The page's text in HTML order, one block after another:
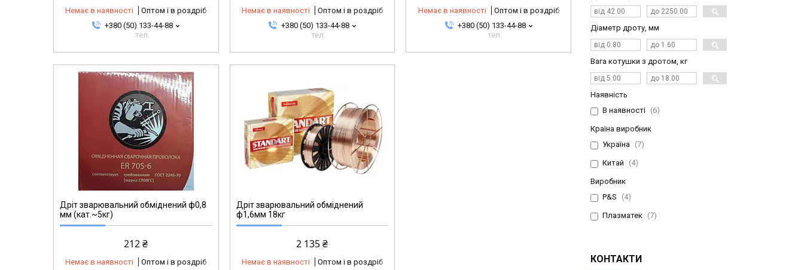
Немає в наявності
Оптом і в роздріб
+380 (50) 133-44-88
тел.
Немає в наявності
Оптом і в роздріб
+380 (50) 133-44-88
тел.
Немає в наявності
Оптом і в роздріб
+380 (50) 133-44-88
тел.
Дріт зварювальний обміднений ф0,8
мм (кат.~5кг)
212 ₴
Немає в наявності
Оптом і в роздріб
Дріт зварювальний обміднений
ф1,6мм 18кг
2 135 ₴
Немає в наявності
Оптом і в роздріб
Діаметр дроту, мм
Вага котушки з дротом, кг
Наявність
В наявності
6
Країна виробник
Україна
7
Китай 4
Виробник
P&S
4
Плазматек 7
КОНТАКТИ